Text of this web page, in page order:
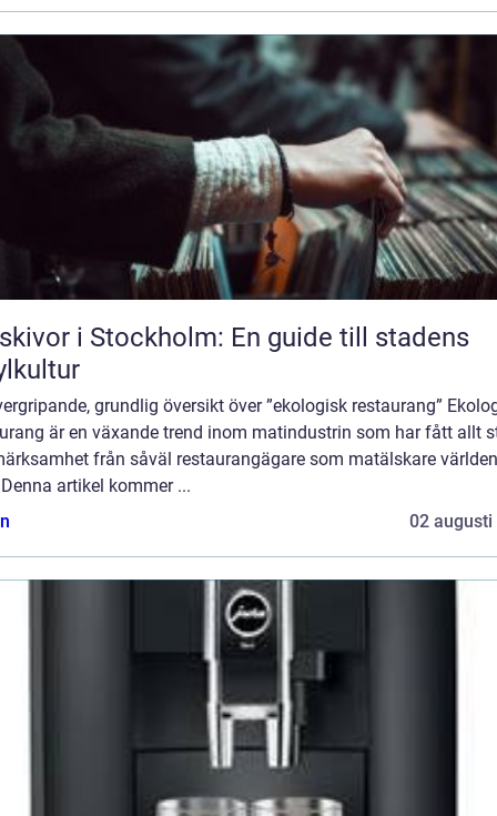
i Stockholm: En guide till stadens
grundlig översikt över ”ekologisk restaurang”
är en växande trend inom matindustrin som har fått allt
från såväl restaurangägare som matälskare världen
artikel kommer ...
02 augusti